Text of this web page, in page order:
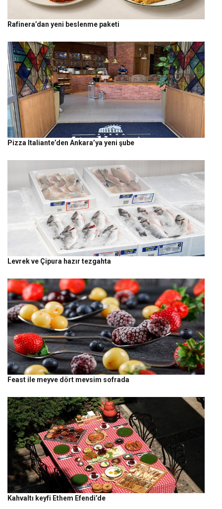
Rafinera’dan yeni beslenme paketi
Pizza Italiante’den Ankara’ya yeni şube
Levrek ve Çipura hazır tezgahta
Feast ile meyve dört mevsim sofrada
Kahvaltı keyfi Ethem Efendi’de